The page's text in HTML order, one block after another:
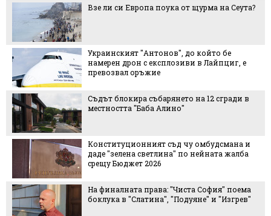
Взе ли си Европа поука от щурма на Сеута?
Украинският "Антонов", до който бе
намерен дрон с експлозиви в Лайпциг, е
превозвал оръжие
Съдът блокира събарянето на 12 сгради в
местността "Баба Алино"
Конституционният съд чу омбудсмана и
даде "зелена светлина" по нейната жалба
срещу Бюджет 2026
На финалната права: "Чиста София" поема
боклука в "Слатина", "Подуяне" и "Изгрев"